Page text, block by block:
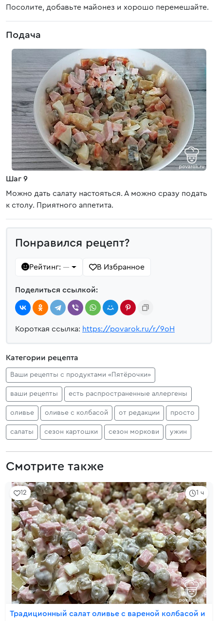
Посолите, добавьте майонез и хорошо перемешайте.
Подача
Шаг 9
Можно дать салату настояться. А можно сразу подать
к столу. Приятного аппетита.
Понравился рецепт?
Рейтинг: — В Избранное
Поделиться ссылкой:
Короткая ссылка: https://povarok.ru/r/9oH
Категории рецепта
Ваши рецепты с продуктами «Пятёрочки»
ваши рецепты есть распространенные аллергены
оливье оливье с колбасой от редакции просто
салаты сезон картошки сезон моркови ужин
Смотрите также
1 ч
12
Традиционный салат оливье с вареной колбасой и